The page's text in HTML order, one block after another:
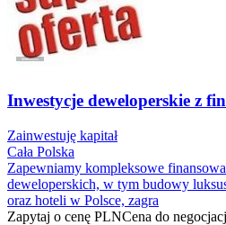
Inwestycje deweloperskie z
Zainwestuję kapitał
Cała Polska
Zapewniamy kompleksowe
deweloperskich, w tym budowy
oraz hoteli w Polsce, zagra
Zapytaj o cenę PLNCena do